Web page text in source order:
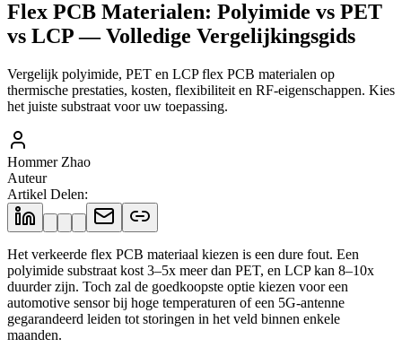
Flex PCB Materialen: Polyimide vs PET
vs LCP — Volledige Vergelijkingsgids
Vergelijk polyimide, PET en LCP flex PCB materialen op
thermische prestaties, kosten, flexibiliteit en RF-eigenschappen. Kies
het juiste substraat voor uw toepassing.
Hommer Zhao
Auteur
Artikel Delen:
Het verkeerde flex PCB materiaal kiezen is een dure fout. Een
polyimide substraat kost 3–5x meer dan PET, en LCP kan 8–10x
duurder zijn. Toch zal de goedkoopste optie kiezen voor een
automotive sensor bij hoge temperaturen of een 5G-antenne
gegarandeerd leiden tot storingen in het veld binnen enkele
maanden.